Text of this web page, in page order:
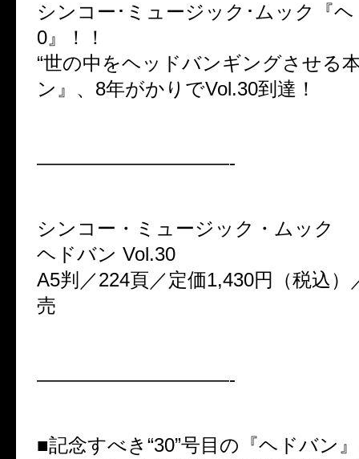
シンコー･ミュージック･ムック『
0』！！
“世の中をヘッドバンギングさせる
ン』、8年がかりでVol.30到達！
——————————-
シンコー・ミュージック・ムック
ヘドバン Vol.30
A5判／224頁／定価1,430円（税込）
売
——————————-
■記念すべき“30”号目の『ヘドバン